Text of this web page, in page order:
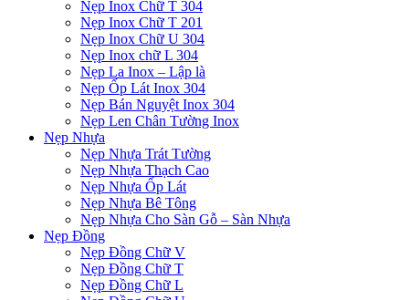
Nẹp Inox Chữ T 304
Nẹp Inox Chữ T 201
Nẹp Inox Chữ U 304
Nẹp Inox chữ L 304
Nẹp La Inox – Lập là
Nẹp Ốp Lát Inox 304
Nẹp Bán Nguyệt Inox 304
Nẹp Len Chân Tường Inox
Nẹp Nhựa
Nẹp Nhựa Trát Tường
Nẹp Nhựa Thạch Cao
Nẹp Nhựa Ốp Lát
Nẹp Nhựa Bê Tông
Nẹp Nhựa Cho Sàn Gỗ – Sàn Nhựa
Nẹp Đồng
Nẹp Đồng Chữ V
Nẹp Đồng Chữ T
Nẹp Đồng Chữ L